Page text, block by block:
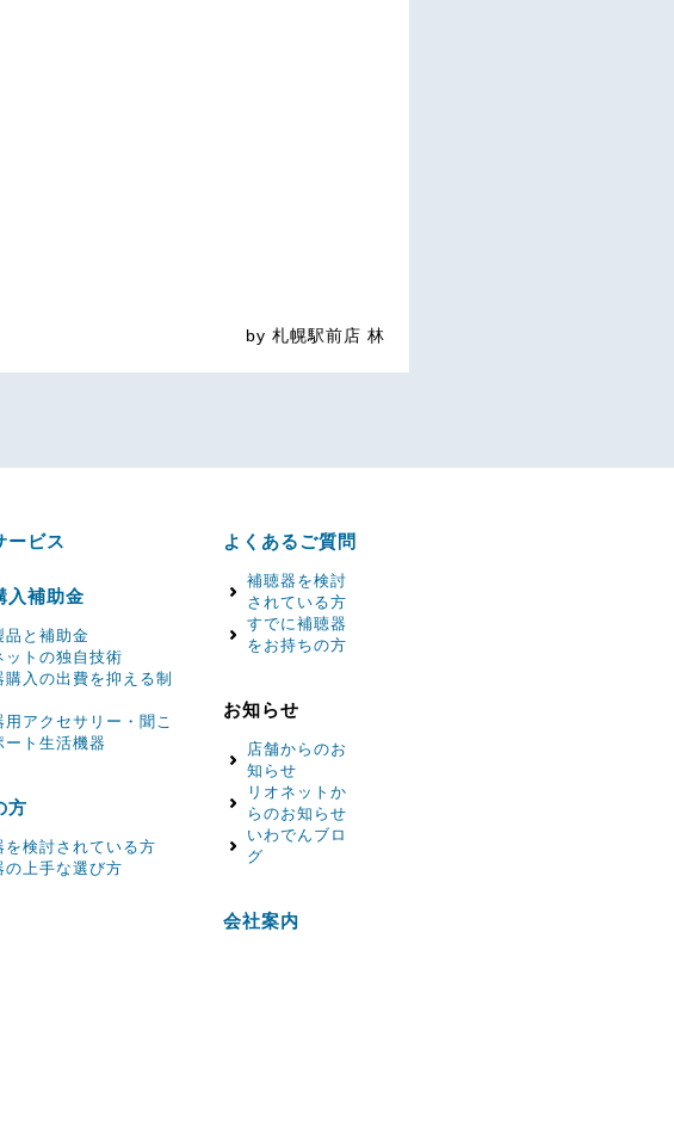
by 札幌駅前店 林
ービス
入補助金
品と補助金
ットの独自技術
購入の出費を抑える制
用アクセサリー・聞こ
ート生活機器
方
を検討されている方
の上手な選び方
よくあるご質問
補聴器を検討
されている方
すでに補聴器
をお持ちの方
お知らせ
店舗からのお
知らせ
リオネットか
らのお知らせ
いわでんブロ
グ
会社案内